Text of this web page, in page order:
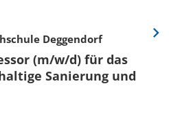
Deggendorf
(m/w/d) für das
Sanierung und
Eine